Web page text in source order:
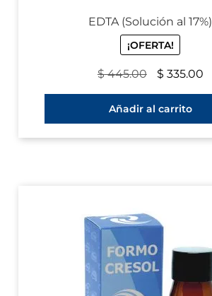
EDTA (Solución al 17%)
¡OFERTA!
$445.00 $ 335.00
Añadir al carrito